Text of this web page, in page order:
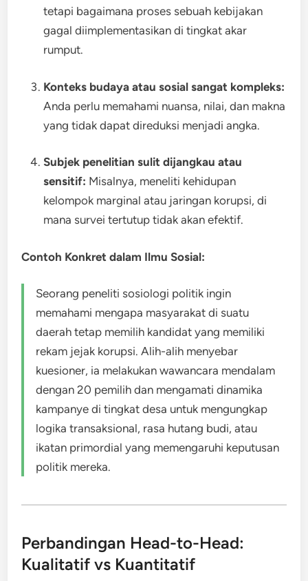
tetapi bagaimana proses sebuah kebijakan
gagal diimplementasikan di tingkat akar
rumput.
Konteks budaya atau sosial sangat kompleks:
Anda perlu memahami nuansa, nilai, dan makna
yang tidak dapat direduksi menjadi angka.
Subjek penelitian sulit dijangkau atau
sensitif: Misalnya, meneliti kehidupan
kelompok marginal atau jaringan korupsi, di
mana survei tertutup tidak akan efektif.
Contoh Konkret dalam Ilmu Sosial:
Seorang peneliti sosiologi politik ingin
memahami mengapa masyarakat di suatu
daerah tetap memilih kandidat yang memiliki
rekam jejak korupsi. Alih-alih menyebar
kuesioner, ia melakukan wawancara mendalam
dengan 20 pemilih dan mengamati dinamika
kampanye di tingkat desa untuk mengungkap
logika transaksional, rasa hutang budi, atau
ikatan primordial yang memengaruhi keputusan
politik mereka.
Perbandingan Head-to-Head:
Kualitatif vs Kuantitatif